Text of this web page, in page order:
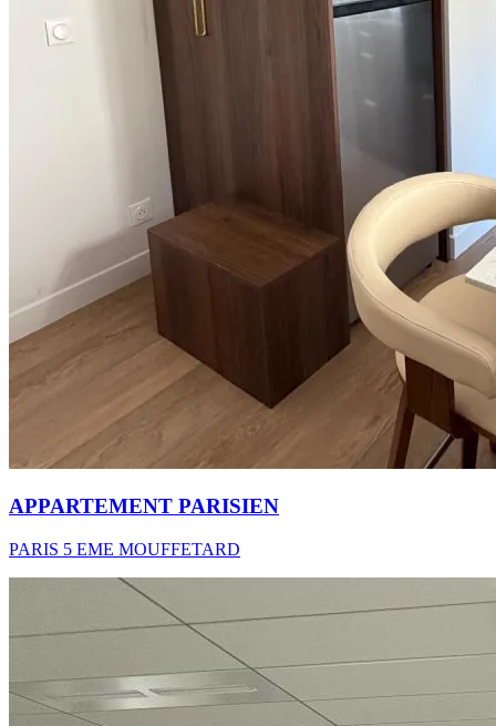
APPARTEMENT PARISIEN
PARIS 5 EME MOUFFETARD